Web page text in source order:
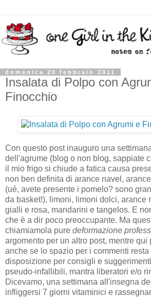
domenica 20 febbraio 2011
Insalata di Polpo con
Finocchio
Con questo post inauguro una
dell'agrume (blog o non blog, sappiate
il mio frigo si chiude a fatica causa
non ben definita di arance navel,
(ué, avete presente i pomelo? sono
da basket!), limoni, limoni dolci, arance
gialli e rosa, mandarini e tangelos. E
che è a dir poco preoccupante. Ma
chiamiamola pure deformazione
argomento per un altro post, mentre qui
anche se lo spazio per i commenti
disposizione per consigli e
pseudo-infallibili, mantra liberatori e/o
Dicevamo, una settimana all'insegna
infliggersi 7 giorni vitaminici e